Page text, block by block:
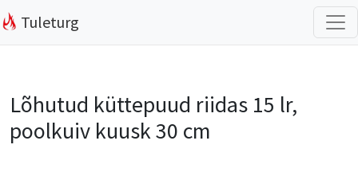
Tuleturg
Lõhutud küttepuud riidas 15 lr,
poolkuiv kuusk 30 cm